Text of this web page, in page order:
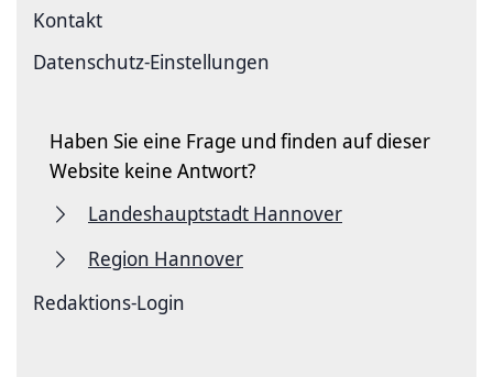
Kontakt
Datenschutz-Einstellungen
Haben Sie eine Frage und finden auf dieser
Website keine Antwort?
Landeshauptstadt Hannover
Region Hannover
Redaktions-Login